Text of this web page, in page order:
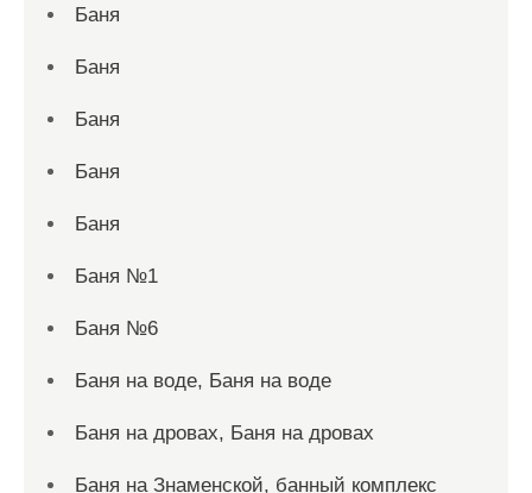
Баня
Баня
Баня
Баня
Баня
Баня №1
Баня №6
Баня на воде, Баня на воде
Баня на дровах, Баня на дровах
Баня на Знаменской, банный комплекс